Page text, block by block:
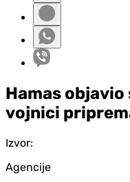
Hamas objavio
vojnici
Izvor:
Agencije